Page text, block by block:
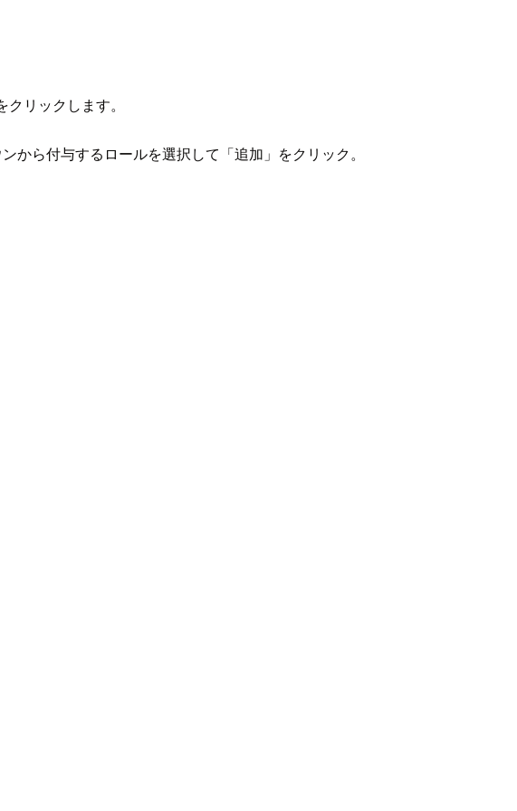
リックします。
ら付与するロールを選択して「追加」をクリック。